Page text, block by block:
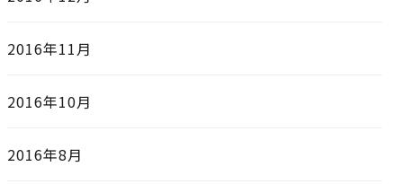
2016年11月
2016年10月
2016年8月